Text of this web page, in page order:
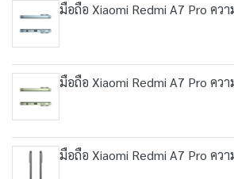
มือถือ Xiaomi Redmi A7 Pro คว
มือถือ Xiaomi Redmi A7 Pro คว
มือถือ Xiaomi Redmi A7 Pro คว